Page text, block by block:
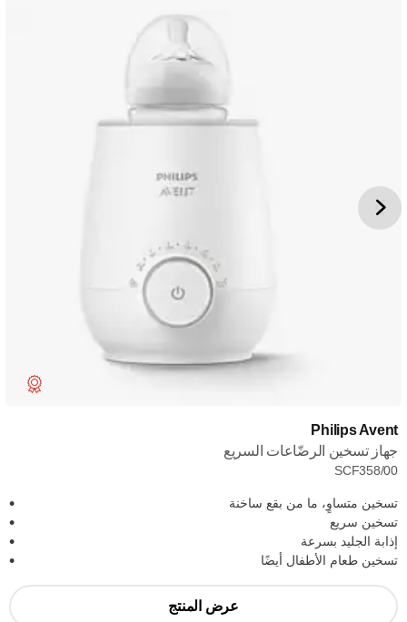
Philips Avent
جهاز تسخين الرضّاعات السريع
SCF358/00
تسخين متساوٍ، ما من بقع ساخنة
تسخين سريع
إذابة الجليد بسرعة
تسخين طعام الأطفال أيضًا
عرض المنتج